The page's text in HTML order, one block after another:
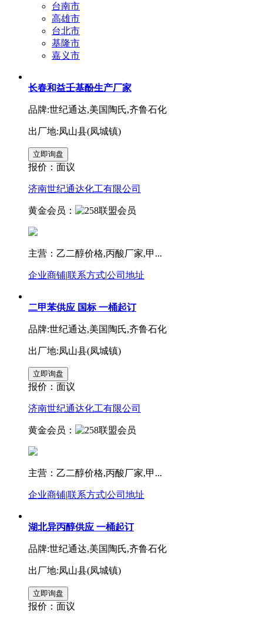
台南市
高雄市
台北市
基隆市
嘉义市
长春和益壬基酚生产厂家
品牌:世纪通达,美国陶氏,齐鲁石化
出厂地:凤山县(凤城镇)
报价： 面议
济南世纪通达化工有限公司
黄金会员：
主营：乙二醇价格,丙酸厂家,甲...
企业商铺|联系方式|公司地址
二甲苯供应 国标 一桶起订
品牌:世纪通达,美国陶氏,齐鲁石化
出厂地:凤山县(凤城镇)
报价： 面议
济南世纪通达化工有限公司
黄金会员：
主营：乙二醇价格,丙酸厂家,甲...
企业商铺|联系方式|公司地址
湖北异丙醇供应 一桶起订
品牌:世纪通达,美国陶氏,齐鲁石化
出厂地:凤山县(凤城镇)
报价： 面议